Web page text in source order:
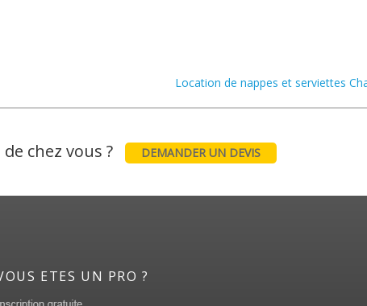
Location de nappes et serviettes
chez vous ? DEMANDER UN DEVIS
ETES UN PRO ?